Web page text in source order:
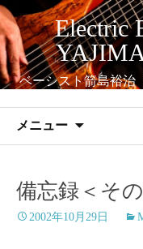
コ
ン
テ
ン
ツ
へ
Electric
ベーシスト箭島裕治
メニュー
備忘録＜そ
2002年10月29日